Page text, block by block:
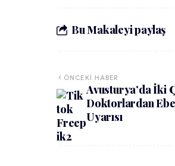
Bu Makaleyi paylaş
ÖNCEKI HABER
Avusturya’da İki
Doktorlardan
Uyarısı